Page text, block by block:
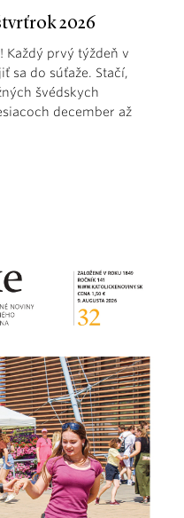
2026
Každý prvý týždeň v
sa do súťaže. Stačí,
švédskych
december až